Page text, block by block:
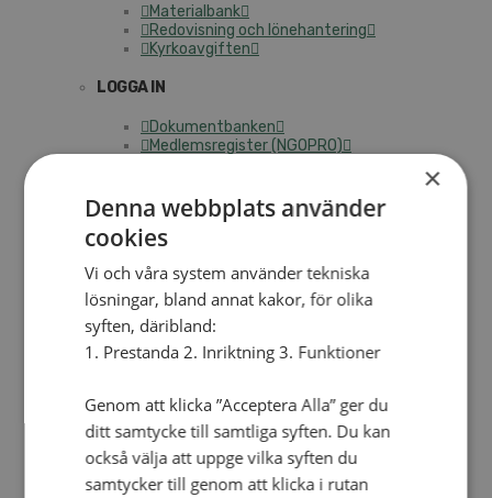
Materialbank
Redovisning och lönehantering
Kyrkoavgiften
LOGGA IN
Dokumentbanken
Medlemsregister (NGOPRO)
Kontakt
Kalender
Lediga tjänster
FÖR FÖRSAMLINGAR
VAD VI GÖR
Våra arbeten
Här finns vi
Nationellt
×
Denna webbplats använder
cookies
Vi och våra system använder tekniska
lösningar, bland annat kakor, för olika
syften, däribland:
1. Prestanda 2. Inriktning 3. Funktioner
Genom att klicka ”Acceptera Alla” ger du
ditt samtycke till samtliga syften. Du kan
också välja att uppge vilka syften du
samtycker till genom att klicka i rutan